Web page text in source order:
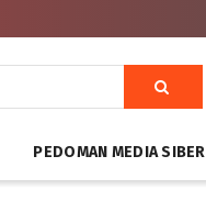
PEDOMAN MEDIA SIBER